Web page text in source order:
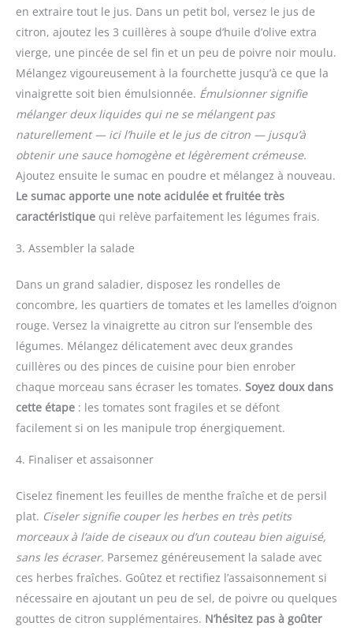
en extraire tout le jus. Dans un petit bol, versez le jus de
citron, ajoutez les 3 cuillères à soupe d’huile d’olive extra
vierge, une pincée de sel fin et un peu de poivre noir moulu.
Mélangez vigoureusement à la fourchette jusqu’à ce que la
vinaigrette soit bien émulsionnée. Émulsionner signifie
mélanger deux liquides qui ne se mélangent pas
naturellement — ici l’huile et le jus de citron — jusqu’à
obtenir une sauce homogène et légèrement crémeuse.
Ajoutez ensuite le sumac en poudre et mélangez à nouveau.
Le sumac apporte une note acidulée et fruitée très
caractéristique qui relève parfaitement les légumes frais.
3. Assembler la salade
Dans un grand saladier, disposez les rondelles de
concombre, les quartiers de tomates et les lamelles d’oignon
rouge. Versez la vinaigrette au citron sur l’ensemble des
légumes. Mélangez délicatement avec deux grandes
cuillères ou des pinces de cuisine pour bien enrober
chaque morceau sans écraser les tomates. Soyez doux dans
cette étape : les tomates sont fragiles et se défont
facilement si on les manipule trop énergiquement.
4. Finaliser et assaisonner
Ciselez finement les feuilles de menthe fraîche et de persil
plat. Ciseler signifie couper les herbes en très petits
morceaux à l’aide de ciseaux ou d’un couteau bien aiguisé,
sans les écraser. Parsemez généreusement la salade avec
ces herbes fraîches. Goûtez et rectifiez l’assaisonnement si
nécessaire en ajoutant un peu de sel, de poivre ou quelques
gouttes de citron supplémentaires. N’hésitez pas à goûter